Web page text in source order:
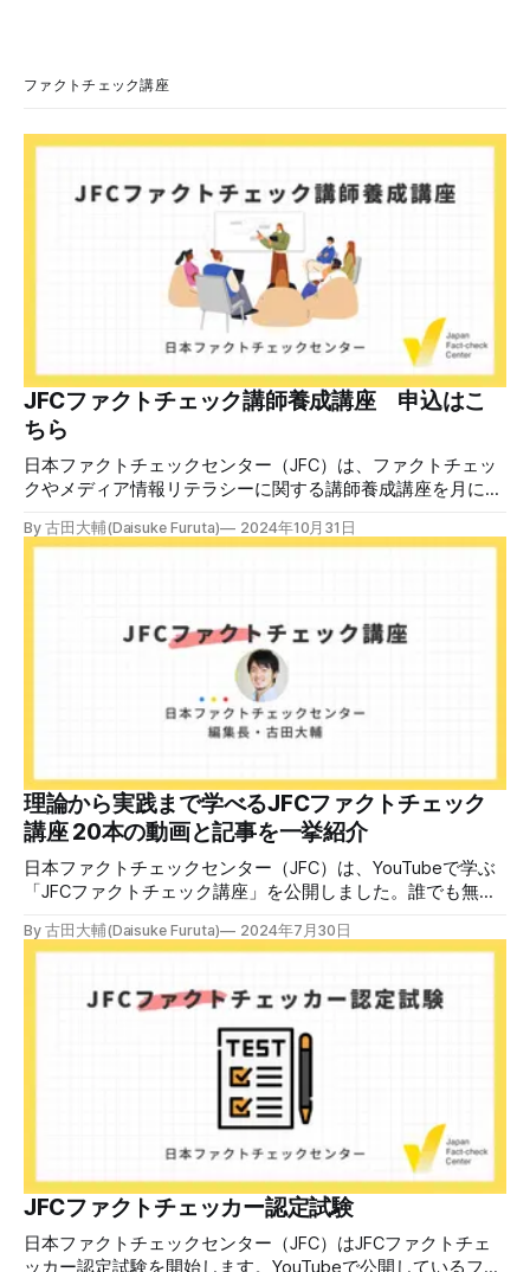
拡散した。 検証する理由 8月6日現在、投稿は200回以上リ
いてあるように見えます」などの英語の指摘もあるが、「日
「共産主義者に恥じて頭を下げるべき人はいない」など、拡
散した投稿を真に受けた反応も多いため検証する。 検証過
ファクトチェック講座
JFCファクトチェック講師養成講座 申込はこ
ちら
日本ファクトチェックセンター（JFC）は、ファクトチェッ
クやメディア情報リテラシーに関する講師養成講座を月に1
認定バッジと教室や職場などで利用可能な教材を提供しま
ファクトチェックセンター（JFC）による講師養成講座で
す。 講師養成講座（オンラインで90分）を受講いただいた
後、修了課題を提出された方には、教室や職場などで利用可
能な教材の提... powered by Peatix : More than a
す。 受講生には教材を提供 デマや不確かな情報が蔓延する
中で、自衛策が求められています。「気をつけて」というだ
けでは、対策になりません。最初から騙されたい人はいませ
ん。誰だって気をつけているのに、誤った情
By 古田大輔(Daisuke Furuta) 2024年10月31日
理論から実践まで学べるJFCファクトチェック
講座 20本の動画と記事を一挙紹介
日本ファクトチェックセンター（JFC）は、YouTubeで学ぶ
「JFCファクトチェック講座」を公開しました。誰でも無料
ファクトチェックやメディアリテラシーの知識を学ぶことが
の日本での影響を調べた2万人調査の紹介や、間違った情報
を信じてしまう背景にある人間のバイアス、大規模に拡散す
るSNSアルゴリズムなどを解説しています。 実践編では、画
像や動画や生成AIなど、偽・誤情報をどのように検証したら
良いかをJFCが検証してきた事例から具体的に学びます。
JFCファクトチェッカー認定試験を開始 2024年7月29日か
ら、これらの内容について習熟度を確認するJFCファクトチ
ェッカー認定試験を開始します。誰でもいつでも受験可能で
す（2024年度中は受験料1000円、2025年度から2000円）。
合格者には様々な技能をデジタル証明するオープンバッジ・
ネットワークを活用して、JFCファクトチェッカーの認定証
を発行します。 JFCファクトチェッカー認定試験
By 古田大輔(Daisuke Furuta) 2024年7月30日
JFCファクトチェッカー認定試験
日本ファクトチェックセンター（JFC）はJFCファクトチェ
ッカー認定試験を開始します。YouTubeで公開しているファ